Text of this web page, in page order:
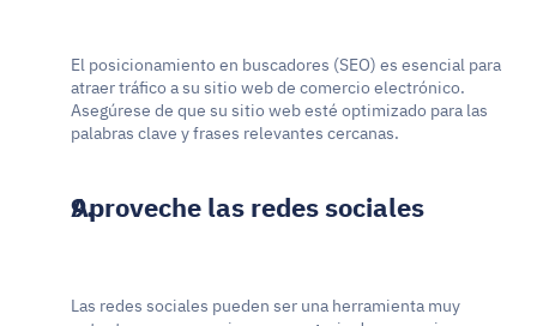
El posicionamiento en buscadores (SEO) es esencial para
atraer tráfico a su sitio web de comercio electrónico.
Asegúrese de que su sitio web esté optimizado para las
palabras clave y frases relevantes cercanas.
Aproveche las redes sociales
Las redes sociales pueden ser una herramienta muy